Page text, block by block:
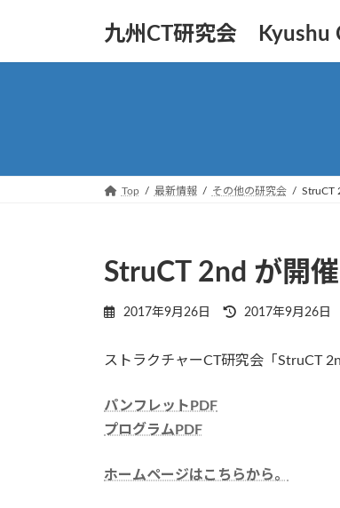
九州CT研究会 Kyushu
Top 最新情報 その他の研究会 StruCT
StruCT 2nd が開催
2017年9月26日
最
新
2017年9月26日
ストラクチャーCT研究会「StruCT
パンフレットPDF
プログラムPDF
ホームページはこちらから。